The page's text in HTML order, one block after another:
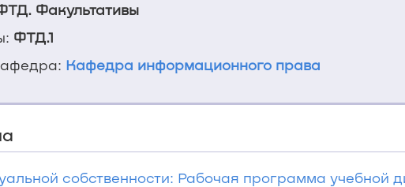
Факультативы
ФТД.1
Кафедра информационного права
собственности: Рабочая программа учебной